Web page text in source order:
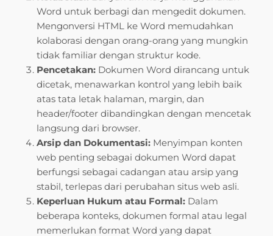
Word untuk berbagi dan mengedit dokumen.
Mengonversi HTML ke Word memudahkan
kolaborasi dengan orang-orang yang mungkin
tidak familiar dengan struktur kode.
Pencetakan: Dokumen Word dirancang untuk
dicetak, menawarkan kontrol yang lebih baik
atas tata letak halaman, margin, dan
header/footer dibandingkan dengan mencetak
langsung dari browser.
Arsip dan Dokumentasi: Menyimpan konten
web penting sebagai dokumen Word dapat
berfungsi sebagai cadangan atau arsip yang
stabil, terlepas dari perubahan situs web asli.
Keperluan Hukum atau Formal: Dalam
beberapa konteks, dokumen formal atau legal
memerlukan format Word yang dapat